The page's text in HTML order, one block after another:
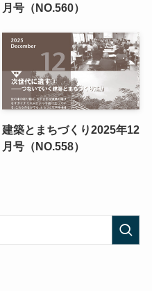
月号（NO.560）
建築とまちづくり2025年12
月号（NO.558）